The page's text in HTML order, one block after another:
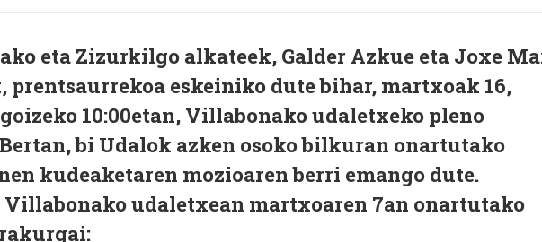
eta Zizurkilgo alkateek, Galder Azkue eta Joxe
prentsaurrekoa eskeiniko dute bihar, martxoak 16,
10:00etan, Villabonako udaletxeko pleno
bi Udalok azken osoko bilkuran onartutako
kudeaketaren mozioaren berri emango dute.
Villabonako udaletxean martxoaren 7an onartutako